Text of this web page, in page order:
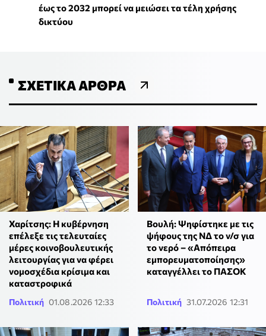
έως το 2032 μπορεί να μειώσει τα τέλη χρήσης
δικτύου
ΣΧΕΤΙΚΆ ΆΡΘΡΑ
Χαρίτσης: Η κυβέρνηση
επέλεξε τις τελευταίες
μέρες κοινοβουλευτικής
λειτουργίας για να φέρει
νομοσχέδια κρίσιμα και
καταστροφικά
Πολιτική 01.08.2026 12:33
Βουλή: Ψηφίστηκε με τις
ψήφους της ΝΔ το ν/σ για
το νερό – «Απόπειρα
εμπορευματοποίησης»
καταγγέλλει το ΠΑΣΟΚ
Πολιτική 31.07.2026 12:31